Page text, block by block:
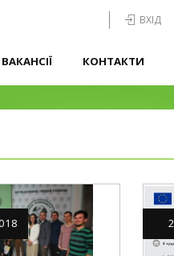
ВХІД
ВАКАНСІЇ КОНТАКТИ